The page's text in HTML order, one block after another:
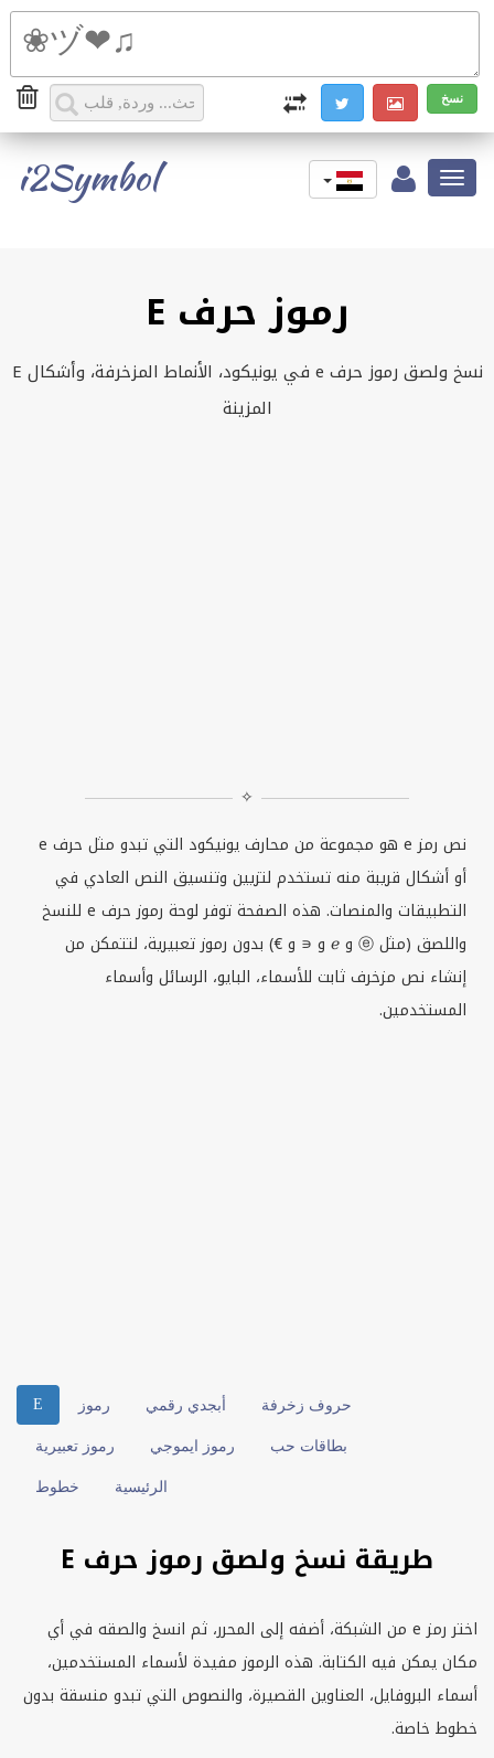
Toggle
navigation
i2Symbol
رموز حرف E
نسخ ولصق رموز حرف e في يونيكود، الأنماط المزخرفة، وأشكال E
المزينة
✧
نص رمزe هو مجموعة من محارف يونيكود التي تبدو مثل حرف e
أو أشكال قريبة منه تستخدم لتزيين وتنسيق النص العادي في
التطبيقات والمنصات. هذه الصفحة توفر لوحة رموز حرف e للنسخ
واللصق (مثل ⓔ و ℯ و ∊ و €) بدون رموز تعبيرية، لتتمكن من
إنشاء نص مزخرف ثابت للأسماء، البايو، الرسائل وأسماء
المستخدمين.
E رموز أبجدي رقمي حروف زخرفة
رموز تعبيرية رموز ايموجي بطاقات حب
خطوط الرئيسية
طريقة نسخ ولصق رموز حرف E
اختر رمزe من الشبكة، أضفه إلى المحرر، ثم انسخ والصقه في أي
مكان يمكن فيه الكتابة. هذه الرموز مفيدة لأسماء المستخدمين،
أسماء البروفايل، العناوين القصيرة، والنصوص التي تبدو منسقة بدون
خطوط خاصة.